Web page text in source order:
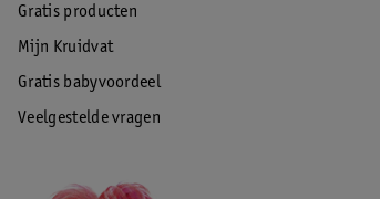
Gratis producten
Mijn Kruidvat
Gratis babyvoordeel
Veelgestelde vragen